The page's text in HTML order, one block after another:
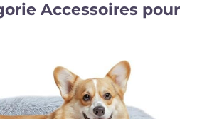
Accessoires pour